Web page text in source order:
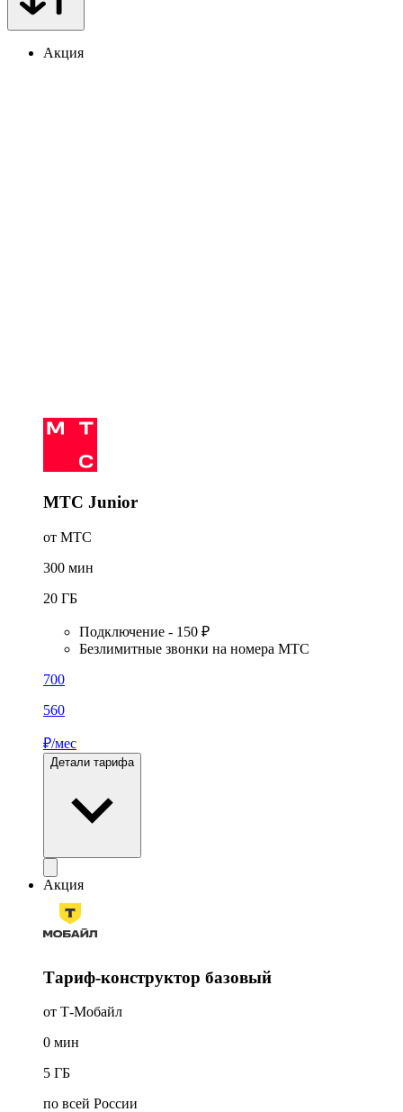
Акция
МТС Junior
от МТС
300 мин
20 ГБ
Подключение - 150 ₽
Безлимитные звонки на номера МТС
700
560
₽/мес
Детали тарифа
Акция
Тариф-конструктор базовый
от Т-Мобайл
0 мин
5 ГБ
по всей России